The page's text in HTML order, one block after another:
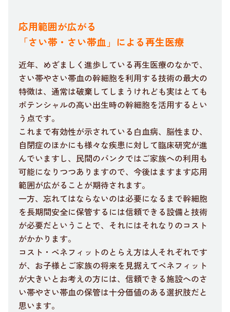
応用範囲が広がる
「さい帯・さい帯血」による再生医療
近年、めざましく進歩している再生医療のなかで、
さい帯やさい帯血の幹細胞を利用する技術の最大の
特徴は、通常は破棄してしまうけれども実はとても
ポテンシャルの高い出生時の幹細胞を活用するとい
う点です。
これまで有効性が示されている白血病、脳性まひ、
自閉症のほかにも様々な疾患に対して臨床研究が進
んでいますし、民間のバンクではご家族への利用も
可能になりつつありますので、今後はますます応用
範囲が広がることが期待されます。
一方、忘れてはならないのは必要になるまで幹細胞
を長期間安全に保管するには信頼できる設備と技術
が必要だということで、それにはそれなりのコスト
がかかります。
コスト・ベネフィットのとらえ方は人それぞれです
が、お子様とご家族の将来を見据えてベネフィット
が大きいとお考えの方には、信頼できる施設へのさ
い帯やさい帯血の保管は十分価値のある選択肢だと
思います。